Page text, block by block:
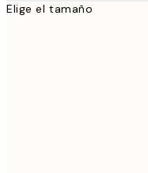
Elige el tamaño